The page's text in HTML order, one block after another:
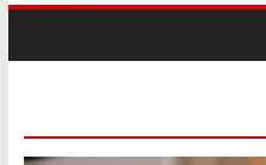
الدكتور محمد زهران.. ويؤكد:
وضمانات المحاكمة العادلة